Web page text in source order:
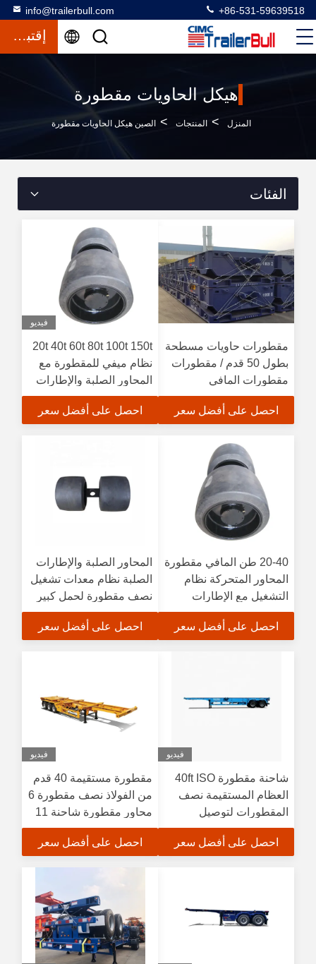
info@trailerbull.com +86-531-59639518
إقتباس
هيكل الحاويات مقطورة
المنزل > المنتجات > الصين هيكل الحاويات مقطورة
الفئات
مقطورات حاويات مسطحة
بطول 50 قدم / مقطورات
مقطورات المافي
احصل على أفضل سعر
فيديو
20t 40t 60t 80t 100t 150t
نظام ميفي للمقطورة مع
المحاور الصلبة والإطارات
الصلبة
احصل على أفضل سعر
20-40 طن المافي مقطورة
المحاور المتحركة نظام
التشغيل مع الإطارات
الصلبة والحواف الصلبة
احصل على أفضل سعر
المحاور الصلبة والإطارات
الصلبة نظام معدات تشغيل
نصف مقطورة لحمل كبير
80T-100 طن
احصل على أفضل سعر
فيديو
شاحنة مقطورة 40ft ISO
العظام المستقيمة نصف
المقطورات لتوصيل
الحاويات الخفيفة
احصل على أفضل سعر
فيديو
مقطورة مستقيمة 40 قدم
من الفولاذ نصف مقطورة 6
محاور مقطورة شاحنة 11
متر 90 طن JOST 2.0 /
3.5 بوصة / 2041احصل على أفضل سعر